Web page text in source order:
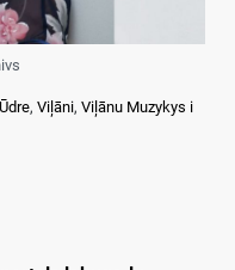
,Viļāni,Viļānu Muzykys i